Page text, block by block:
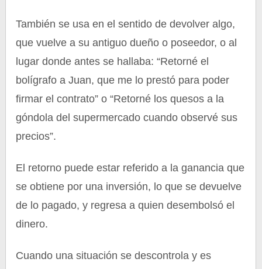
También se usa en el sentido de devolver algo,
que vuelve a su antiguo dueño o poseedor, o al
lugar donde antes se hallaba: “Retorné el
bolígrafo a Juan, que me lo prestó para poder
firmar el contrato” o “Retorné los quesos a la
góndola del supermercado cuando observé sus
precios”.
El retorno puede estar referido a la ganancia que
se obtiene por una inversión, lo que se devuelve
de lo pagado, y regresa a quien desembolsó el
dinero.
Cuando una situación se descontrola y es